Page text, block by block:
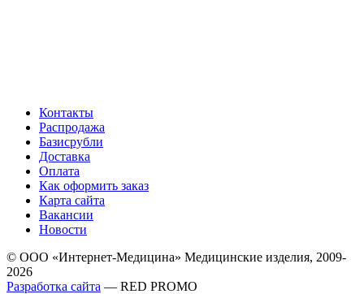
Контакты
Распродажа
Базисрубли
Доставка
Оплата
Как оформить заказ
Карта сайта
Вакансии
Новости
© ООО «Интернет-Медицина» Медицинские изделия, 2009-
2026
Разработка сайта — RED PROMO